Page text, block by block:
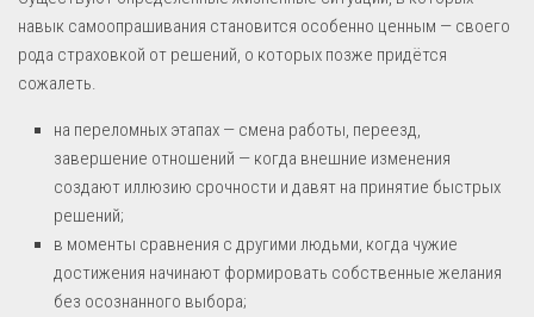
навык самоопрашивания становится особенно ценным — своего
рода страховкой от решений, о которых позже придётся
сожалеть.
на переломных этапах — смена работы, переезд,
завершение отношений — когда внешние изменения
создают иллюзию срочности и давят на принятие быстрых
решений;
в моменты сравнения с другими людьми, когда чужие
достижения начинают формировать собственные желания
без осознанного выбора;